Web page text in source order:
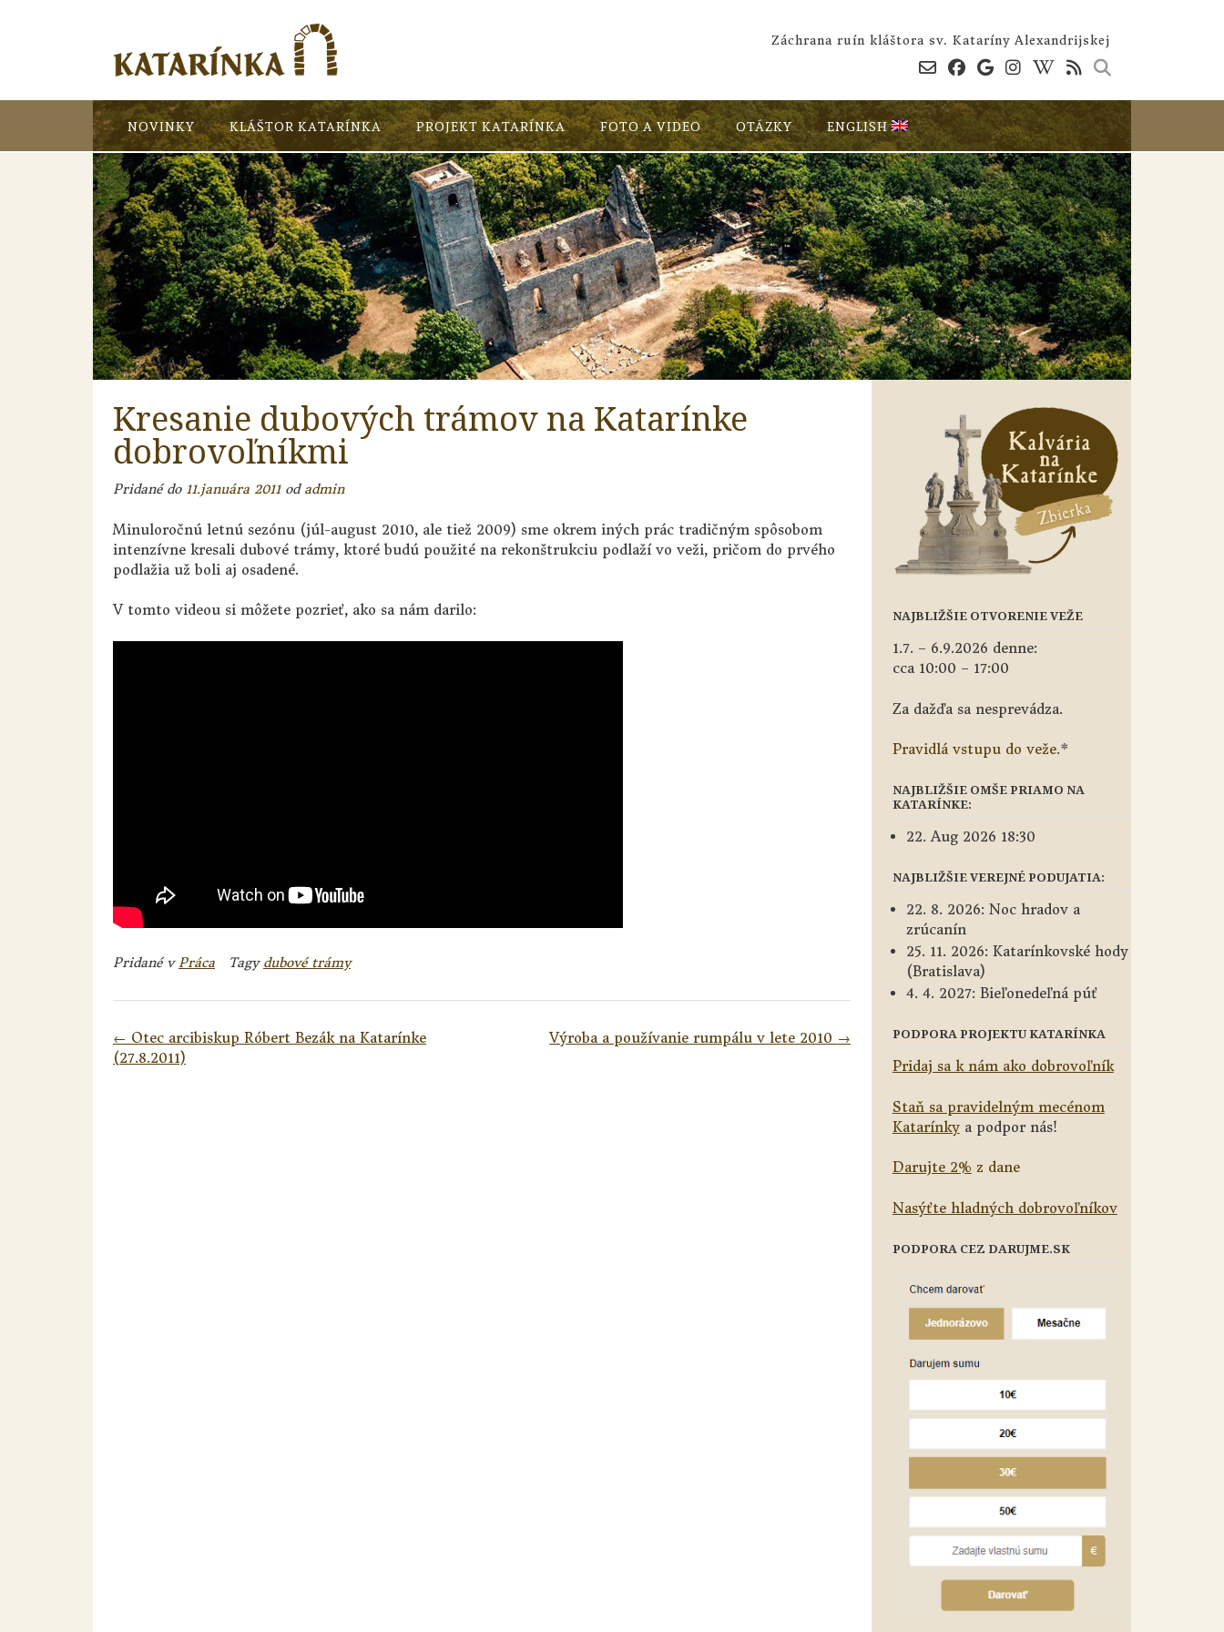
Záchrana ruín kláštora sv. Kataríny Alexandrijskej
NOVINKY KLÁŠTOR KATARÍNKA PROJEKT KATARÍNKA FOTO A VIDEO OTÁZKY ENGLISH
Kresanie dubových trámov na Katarínke
dobrovoľníkmi
Pridané do 11.januára 2011od admin
Minuloročnú letnú sezónu (júl-august 2010, ale tiež 2009) sme okrem iných prác tradičným spôsobom
intenzívne kresali dubové trámy, ktoré budú použité na rekonštrukciu podlaží vo veži, pričom do prvého
podlažia už boli aj osadené.
V tomto videou si môžete pozrieť, ako sa nám darilo:
Pridané vPráca Tagy dubové trámy
Navigácia
v
Výroba a používanie rumpálu v lete 2010 →
← Otec arcibiskup Róbert Bezák na Katarínke
(27.8.2011)
NAJBLIŽŠIE OTVORENIE VEŽE
1.7. – 6.9.2026 denne:
cca 10:00 – 17:00
Za dažďa sa nesprevádza.
Pravidlá vstupu do veže.*
NAJBLIŽŠIE OMŠE PRIAMO NA
KATARÍNKE:
22. Aug 2026 18:30
NAJBLIŽŠIE VEREJNÉ PODUJATIA:
22. 8. 2026: Noc hradov a
zrúcanín
25. 11. 2026: Katarínkovské hody
(Bratislava)
4. 4. 2027: Bieľonedeľná púť
PODPORA PROJEKTU KATARÍNKA
Pridaj sa k nám ako dobrovoľník
Staň sa pravidelným mecénom
Katarínkya podpor nás!
Darujte 2% z dane
Nasýťte hladných dobrovoľníkov
PODPORA CEZ DARUJME.SK